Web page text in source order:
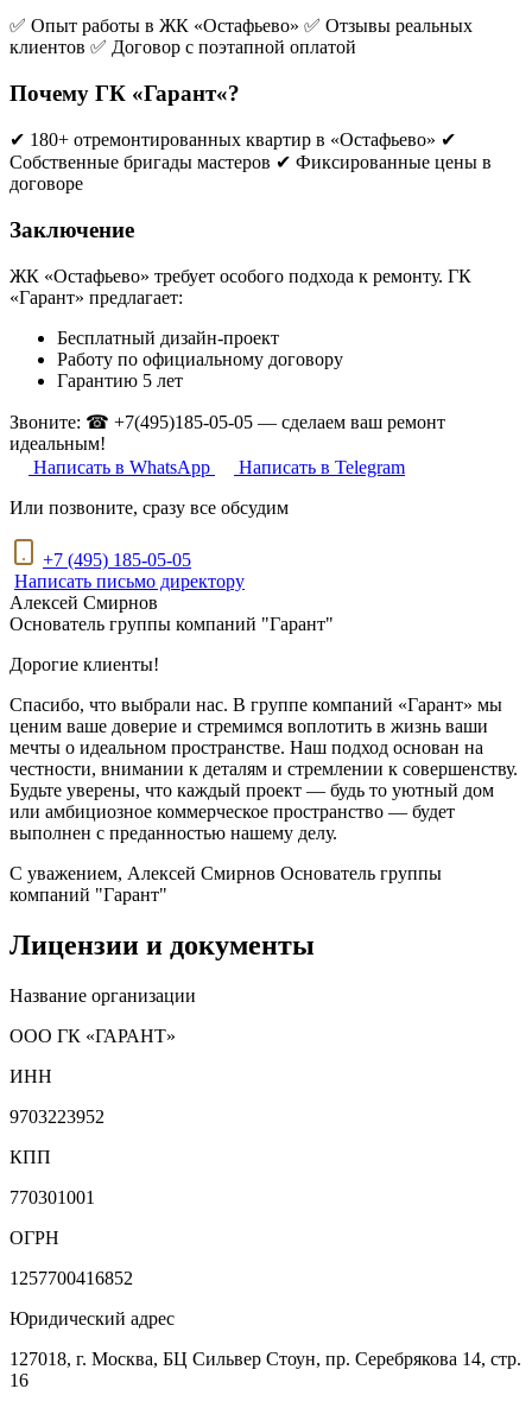
✅ Опыт работы в ЖК «Остафьево» ✅ Отзывы реальных
клиентов ✅ Договор с поэтапной оплатой
Почему ГК «Гарант«?
✔ 180+ отремонтированных квартир в «Остафьево» ✔
Собственные бригады мастеров ✔ Фиксированные цены в
договоре
Заключение
ЖК «Остафьево» требует особого подхода к ремонту. ГК
«Гарант» предлагает:
Бесплатный дизайн-проект
Работу по официальному договору
Гарантию 5 лет
Звоните: ☎ +7(495)185-05-05 — сделаем ваш ремонт
идеальным!
Написать в WhatsApp
Написать в Telegram
Или позвоните, сразу все обсудим
+7 (495) 185-05-05
Написать письмо директору
Алексей Смирнов
Основатель группы компаний "Гарант"
Дорогие клиенты!
Спасибо, что выбрали нас. В группе компаний «Гарант» мы
ценим ваше доверие и стремимся воплотить в жизнь ваши
мечты о идеальном пространстве. Наш подход основан на
честности, внимании к деталям и стремлении к совершенству.
Будьте уверены, что каждый проект — будь то уютный дом
или амбициозное коммерческое пространство — будет
выполнен с преданностью нашему делу.
С уважением, Алексей Смирнов Основатель группы
компаний "Гарант"
Лицензии и документы
Название организации
ООО ГК «ГАРАНТ»
ИНН
9703223952
КПП
770301001
ОГРН
1257700416852
Юридический адрес
127018, г. Москва, БЦ Сильвер Стоун, пр. Серебрякова 14, стр.
16